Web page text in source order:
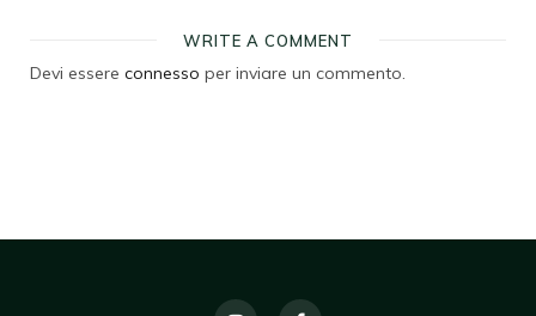
WRITE A COMMENT
Devi essere connesso per inviare un commento.